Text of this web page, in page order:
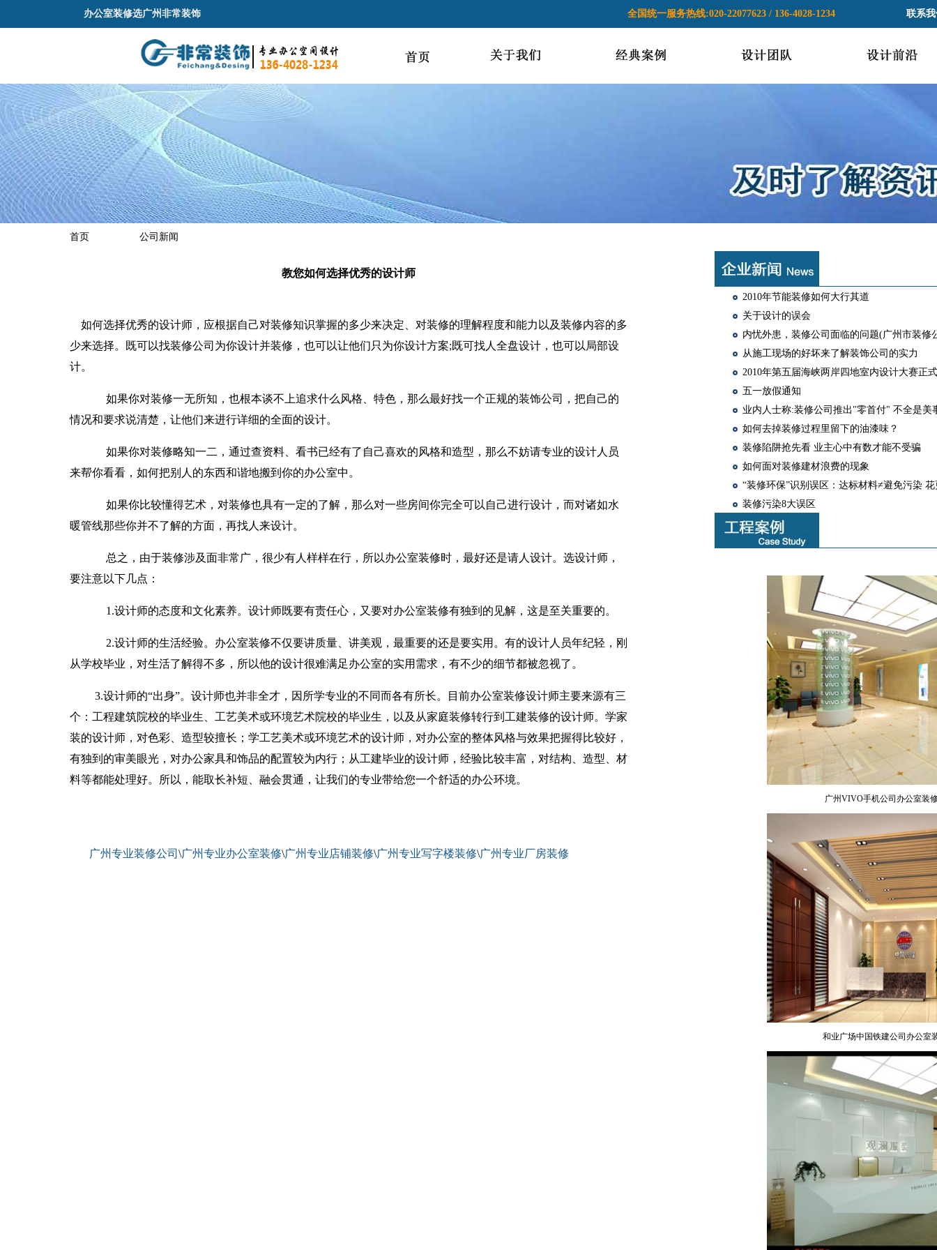
办公室装修选广州非常装饰 全国统一服务热线:020-22077623 / 136-4028-1234 联系
首页 公司新闻
教您如何选择优秀的设计师
如何选择优秀的设计师，应根据自己对装修知识掌握的多少来决定、对装修的理解程度和能力以及装修内容的多
少来选择。既可以找装修公司为你设计并装修，也可以让他们只为你设计方案;既可找人全盘设计，也可以局部设
计。
如果你对装修一无所知，也根本谈不上追求什么风格、特色，那么最好找一个正规的装饰公司，把自己的
情况和要求说清楚，让他们来进行详细的全面的设计。
如果你对装修略知一二，通过查资料、看书已经有了自己喜欢的风格和造型，那么不妨请专业的设计人员
来帮你看看，如何把别人的东西和谐地搬到你的办公室中。
如果你比较懂得艺术，对装修也具有一定的了解，那么对一些房间你完全可以自己进行设计，而对诸如水
暖管线那些你并不了解的方面，再找人来设计。
总之，由于装修涉及面非常广，很少有人样样在行，所以办公室装修时，最好还是请人设计。选设计师，
要注意以下几点：
1.设计师的态度和文化素养。设计师既要有责任心，又要对办公室装修有独到的见解，这是至关重要的。
2.设计师的生活经验。办公室装修不仅要讲质量、讲美观，最重要的还是要实用。有的设计人员年纪轻，刚
从学校毕业，对生活了解得不多，所以他的设计很难满足办公室的实用需求，有不少的细节都被忽视了。
3.设计师的“出身”。设计师也并非全才，因所学专业的不同而各有所长。目前办公室装修设计师主要来源有三
个：工程建筑院校的毕业生、工艺美术或环境艺术院校的毕业生，以及从家庭装修转行到工建装修的设计师。学家
装的设计师，对色彩、造型较擅长；学工艺美术或环境艺术的设计师，对办公室的整体风格与效果把握得比较好，
有独到的审美眼光，对办公家具和饰品的配置较为内行；从工建毕业的设计师，经验比较丰富，对结构、造型、材
料等都能处理好。所以，能取长补短、融会贯通，让我们的专业带给您一个舒适的办公环境。
广州专业装修公司 \广州专业办公室装修\广州专业店铺装修\广州专业写字楼装修\广州专业厂房装修
2010年节能装修如何大行其道
关于设计的误会
内忧外患，装修公司面临的问题(广州市装修
从施工现场的好坏来了解装饰公司的实力
2010年第五届海峡两岸四地室内设计大赛正
五一放假通知
业内人士称:装修公司推出"零首付" 不全是美
如何去掉装修过程里留下的油漆味？
装修陷阱抢先看 业主心中有数才能不受骗
如何面对装修建材浪费的现象
“装修环保”识别误区：达标材料≠避免污染
装修污染8大误区
广州VIVO手机公司办公室装
和业广场中国铁建公司办公室